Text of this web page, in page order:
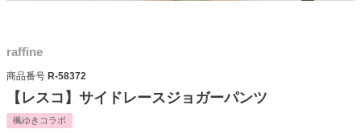
raffine
商品番号 R-58372
【レスコ】サイドレースジョガーパンツ
楓ゆきコラボ